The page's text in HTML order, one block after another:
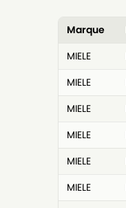
Marque
MIELE
MIELE
MIELE
MIELE
MIELE
MIELE